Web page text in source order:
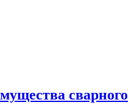
сварного